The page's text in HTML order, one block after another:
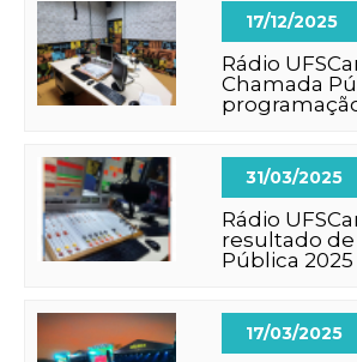
17/12/2025
Rádio
Chamada
31/03/2025
Rádio
resultado
Pública 2025
17/03/2025